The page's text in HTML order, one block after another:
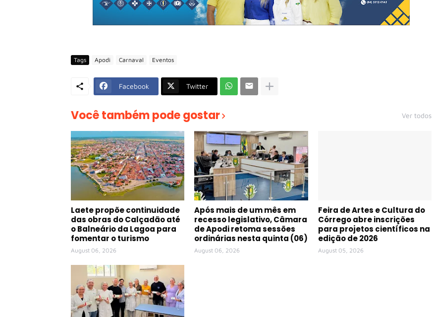
Tags Apodi Carnaval Eventos
Facebook Twitter
Você também pode gostar Ver todos
Laete propõe continuidade
das obras do Calçadão até
o Balneário da Lagoa para
fomentar o turismo
August 06, 2026
Após mais de um mês em
recesso legislativo, Câmara
de Apodi retoma sessões
ordinárias nesta quinta (06)
August 06, 2026
Feira de Artes e Cultura do
Córrego abre inscrições
para projetos científicos na
edição de 2026
August 05, 2026